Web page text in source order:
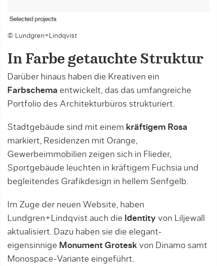
© Lundgren+Lindqvist
In Farbe getauchte Struktur
Darüber hinaus haben die Kreativen ein
Farbschema entwickelt, das das umfangreiche
Portfolio des Architekturbüros strukturiert.
Stadtgebäude sind mit einem kräftigem Rosa
markiert, Residenzen mit Orange,
Gewerbeimmobilien zeigen sich in Flieder,
Sportgebäude leuchten in kräftigem Fuchsia und
begleitendes Grafikdesign in hellem Senfgelb.
Im Zuge der neuen Website, haben
Lundgren+Lindqvist auch die Identity von Liljewall
aktualisiert. Dazu haben sie die elegant-
eigensinnige Monument Grotesk von Dinamo samt
Monospace-Variante eingeführt.